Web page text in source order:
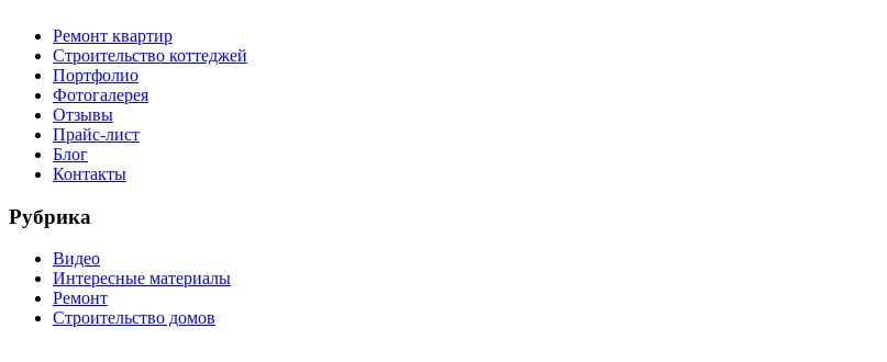
Ремонт квартир
Строительство коттеджей
Портфолио
Фотогалерея
Отзывы
Прайс-лист
Блог
Контакты
Рубрика
Видео
Интересные материалы
Ремонт
Строительство домов